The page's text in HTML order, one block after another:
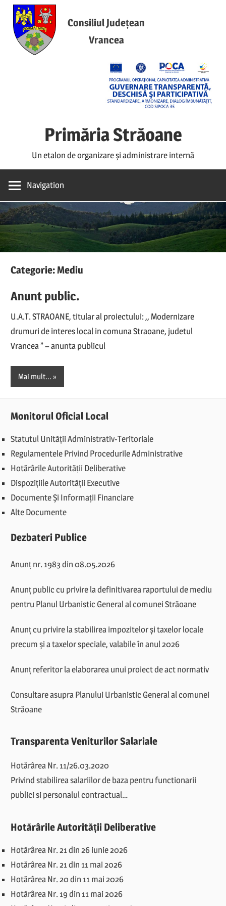
Skip
content
Consiliul Județean
Vrancea
Primăria Străoane
Un etalon de organizare și administrare internă
Navigation
Categorie:Mediu
Anunt public.
U.A.T. STRAOANE, titular al proiectului: ,, Modernizare
drumuri de interes local in comuna Straoane, judetul
Vrancea ” – anunta publicul
Mai mult...
Monitorul Oficial Local
Statutul Unității Administrativ-Teritoriale
Regulamentele Privind Procedurile Administrative
Hotărârile Autorității Deliberative
Dispozițiile Autorității Executive
Documente Și Informații Financiare
Alte Documente
Dezbateri Publice
Anunț nr. 1983 din 08.05.2026
Anunț public cu privire la definitivarea raportului de mediu
pentru Planul Urbanistic General al comunei Străoane
Anunț cu privire la stabilirea impozitelor și taxelor locale
precum și a taxelor speciale, valabile în anul 2026
Anunț referitor la elaborarea unui proiect de act normativ
Consultare asupra Planului Urbanistic General al comunei
Străoane
Transparenta Veniturilor Salariale
Hotărârea Nr. 11/26.03.2020
Privind stabilirea salariilor de baza pentru functionarii
publici si personalul contractual…
Hotărârile Autorității Deliberative
Hotărârea Nr. 21 din 26 iunie 2026
Hotărârea Nr. 21 din 11 mai 2026
Hotărârea Nr. 20 din 11 mai 2026
Hotărârea Nr. 19 din 11 mai 2026